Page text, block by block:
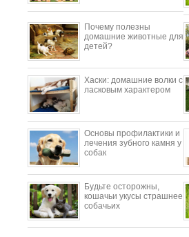
Почему полезны
домашние животные для
детей?
​Хаски: домашние волки с
ласковым характером
Основы профилактики и
лечения зубного камня у
собак
Будьте осторожны,
кошачьи укусы страшнее
собачьих